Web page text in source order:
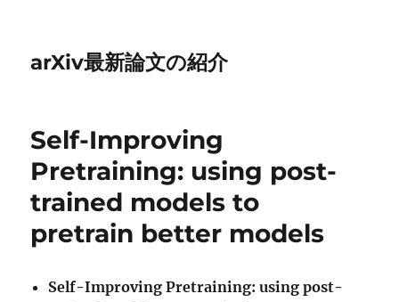
arXiv最新論文の紹介
Self-Improving
Pretraining: using post-
trained models to
pretrain better models
Self-Improving Pretraining: using post-